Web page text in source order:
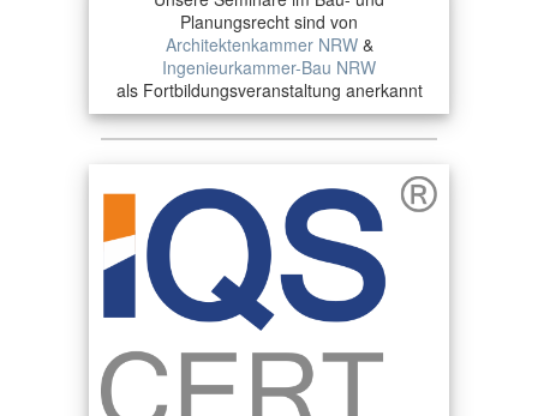
Planungsrecht sind von
Architektenkammer NRW&
Ingenieurkammer-Bau NRW
als Fortbildungsveranstaltung anerkannt